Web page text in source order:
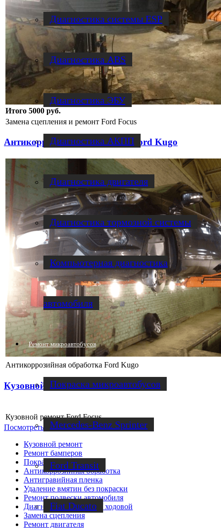
Диагностика системы ESP
Диагностика ABS
Диагностика ЭБУ
Диагностика АКПП
Диагностика двигателя
Диагностика тормозной системы
Компьютерная диагностика
автомобиля
Ремонт микроавтобусов
Покраска микроавтобусов
Mercedes-Benz Sprinter
Ford Transit
Fiat Ducato
Итого 5000 руб.
Замена сцепления и ремонт Ford Focus
Антикоррозийная обработка Ford Kugo
Антикоррозийная обработка Ford Kugo
Кузовной ремонт Ford Focus
Кузовной ремонт Ford Focus
Посмотреть все
Кузовной ремонт
Ремонт бамперов
Покраска авто
Антикоррозийная обработка
Антигравийная пленка
Удаление вмятин без покраски
Ремонт подвески автомобиля
Диагностика подвески/ ходовой
Замена сцепления
Ремонт двигателя